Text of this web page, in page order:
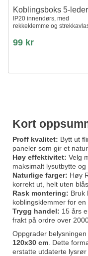
Koblingsboks 5-leder
IP20 innendørs, med
rekkeklemme og
99 kr
Kort
Proff kvalitet: Bytt ut
paneler som gir et
Høy effektivitet: Velg
maksimalt lysutbytte
Naturlige farger: Høy
korrekt ut, helt uten
Rask montering: Bruk
koblingsklemmer for en
Trygg handel: 15 års
frakt på ordre over
Oppgrader
120x30 cm . Dette
erstatte utdaterte